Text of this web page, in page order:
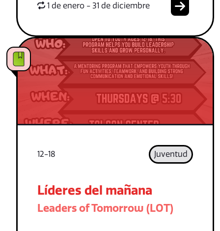
1 de enero - 31 de diciembre
12-18 Juventud
Líderes del mañana
Leaders of Tomorrow (LOT)